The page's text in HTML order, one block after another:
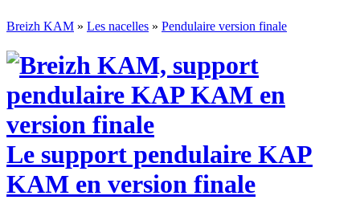
Breizh KAM » Les nacelles » Pendulaire version finale
Le support pendulaire KAP
KAM en version finale